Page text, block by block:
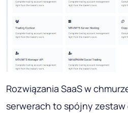
Rozwiązania SaaS w
serwerach to spójny zestaw